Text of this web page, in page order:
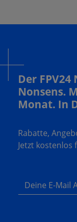
Der
Nonsens.
Monat. In
Rabatte,
Jetzt kostenlos
Deine E-Mail